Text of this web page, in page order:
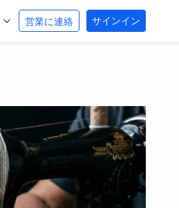
営業に連絡 サインイン